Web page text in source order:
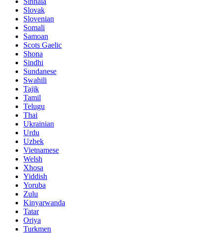
Slovak
Slovenian
Somali
Samoan
Scots Gaelic
Shona
Sindhi
Sundanese
Swahili
Tajik
Tamil
Telugu
Thai
Ukrainian
Urdu
Uzbek
Vietnamese
Welsh
Xhosa
Yiddish
Yoruba
Zulu
Kinyarwanda
Tatar
Oriya
Turkmen